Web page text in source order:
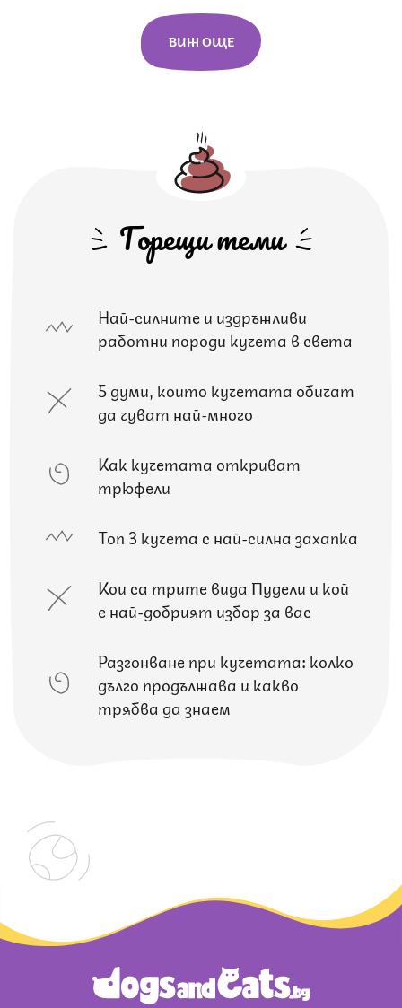
ВИЖ ОЩЕ
Горещи теми
Най-силните и издръжливи
работни породи кучета в света
5 думи, които кучетата обичат
да чуват най-много
Как кучетата откриват
трюфели
Топ 3 кучета с най-силна захапка
Кои са трите вида Пудели и кой
е най-добрият избор за вас
Разгонване при кучетата: колко
дълго продължава и какво
трябва да знаем